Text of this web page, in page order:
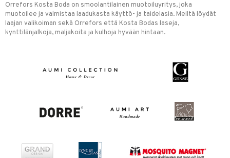
Orrefors Kosta Boda on smoolantilainen muotoiluyritys, joka
muotoilee ja valmistaa laadukasta käyttö- ja taidelasia. Meiltä löydät
laajan valikoiman sekä Orrefors että Kosta Bodas laseja,
kynttilänjalkoja, maljakoita ja kulhoja hyvään hintaan.